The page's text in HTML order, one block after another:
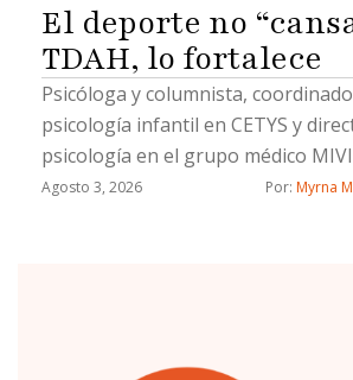
El deporte no
TDAH, lo fortalece
Psicóloga y columnista,
psicología infantil en CETYS y
psicología en el grupo médico
Agosto 3, 2026 Por: Myrna